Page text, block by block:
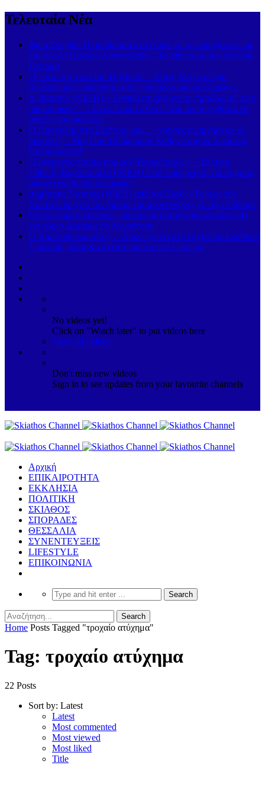
Τελευταία Νέα
Φαίη Σκορδά: Η απόδραση στη Νάξο με την οικογένειά της
και τον Αλέξανδρο Αθανασιάδη – Το dinner με τον Αντώνη
Πιτταρά
«Σώστε την ελιά του Πηλίου!» – Μάχη Μιτζικού για
συνδεδεμένη ενίσχυση στους παραδοσιακούς ελαιώνες
Δ. Νατσιός (ΝΙΚΗ): «Εθνικά επικίνδυνο το “μπάζωμα” των
υποκλοπών» – «Το ερώτημα πλέον είναι ποιος φοβάται να
ανοίξει τον φάκελο»
Ο Πασχάλης στη Σκόπελο για… «χρυσές αναμνήσεις» &
διακοπές – Μαζί του Πρόδρομος Καθηνιώτης & Χρήστος
Παλαιολόγος!
«Σύγχρονος πατριωτισμός ή Ραγιαδισμός;» – Σκληρή
επίθεση Καμπισιούλη (ΝΙΚΗ) στην κυβέρνηση για σημαία,
οικογένεια & δημογραφικό
Δημήτρης Νατσιός (ΝΙΚΗ) από τον Σοχό: «Το φως του
Χριστού δείχνει τον δρόμο της αναγέννησης & της ελπίδας»
Πολύ υψηλός κίνδυνος πυρκαγιάς (κατηγορία κινδύνου 4)
για αύριο Δευτέρα 10 Αυγούστου
Ο Χαριτοδιπλωμένος… έβαλε φωτιά στη νύχτα της Σκιάθου!
Τραγούδι, κέφι & εκλεκτή παρέα στο Carnayo
No videos yet!
Click on "Watch later" to put videos here
View all videos
Don't miss new videos
Sign in to see updates from your favourite channels
Αρχική
ΕΠΙΚΑΙΡΟΤΗΤΑ
ΕΚΚΛΗΣΙΑ
ΠΟΛΙΤΙΚΗ
ΣΚΙΑΘΟΣ
ΣΠΟΡΑΔΕΣ
ΘΕΣΣΑΛΙΑ
ΣΥΝΕΝΤΕΥΞΕΙΣ
LIFESTYLE
ΕΠΙΚΟΙΝΩΝΙΑ
Home Posts Tagged "τροχαίο ατύχημα"
Tag: τροχαίο ατύχημα
22 Posts
Sort by: Latest
Latest
Most commented
Most viewed
Most liked
Title